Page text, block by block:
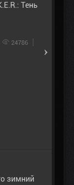
Тень
24786
зимний